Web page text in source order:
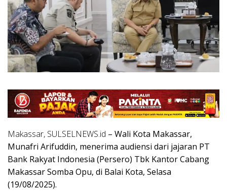
Makassar, SULSELNEWS.id – Wali Kota Makassar,
Munafri Arifuddin, menerima audiensi dari jajaran PT
Bank Rakyat Indonesia (Persero) Tbk Kantor Cabang
Makassar Somba Opu, di Balai Kota, Selasa
(19/08/2025).